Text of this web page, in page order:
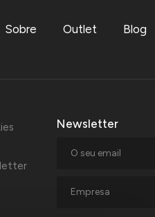
Sobre Outlet Blog
Newsletter